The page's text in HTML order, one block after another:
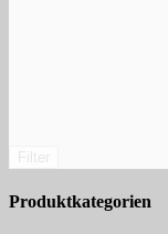
Produktkategorien